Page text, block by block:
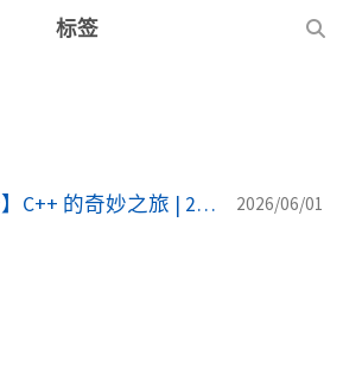
标签
【信奥业余科普】C++ 的奇妙之旅 | 27：高效处理数据的利器——常用算法库（algorithm） 2026/06/01